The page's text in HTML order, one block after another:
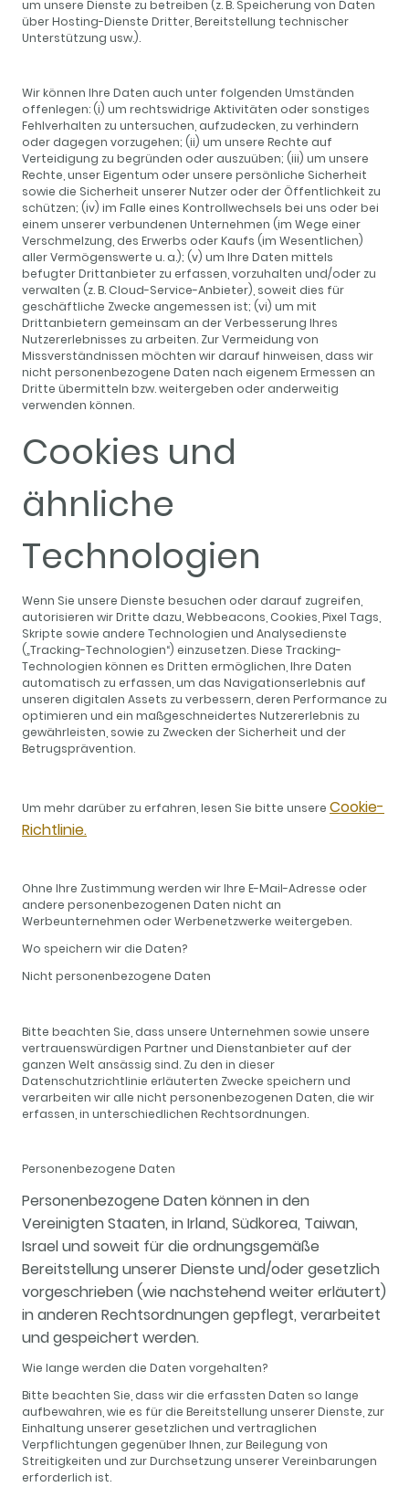
um unsere Dienste zu betreiben (z. B. Speicherung von Daten
über Hosting-Dienste Dritter, Bereitstellung technischer
Unterstützung usw.).
Wir können Ihre Daten auch unter folgenden Umständen
offenlegen: (i) um rechtswidrige Aktivitäten oder sonstiges
Fehlverhalten zu untersuchen, aufzudecken, zu verhindern
oder dagegen vorzugehen; (ii) um unsere Rechte auf
Verteidigung zu begründen oder auszuüben; (iii) um unsere
Rechte, unser Eigentum oder unsere persönliche Sicherheit
sowie die Sicherheit unserer Nutzer oder der Öffentlichkeit zu
schützen; (iv) im Falle eines Kontrollwechsels bei uns oder bei
einem unserer verbundenen Unternehmen (im Wege einer
Verschmelzung, des Erwerbs oder Kaufs (im Wesentlichen)
aller Vermögenswerte u. a.); (v) um Ihre Daten mittels
befugter Drittanbieter zu erfassen, vorzuhalten und/oder zu
verwalten (z. B. Cloud-Service-Anbieter), soweit dies für
geschäftliche Zwecke angemessen ist; (vi) um mit
Drittanbietern gemeinsam an der Verbesserung Ihres
Nutzererlebnisses zu arbeiten. Zur Vermeidung von
Missverständnissen möchten wir darauf hinweisen, dass wir
nicht personenbezogene Daten nach eigenem Ermessen an
Dritte übermitteln bzw. weitergeben oder anderweitig
verwenden können.
Cookies und
ähnliche
Technologien
Wenn Sie unsere Dienste besuchen oder darauf zugreifen,
autorisieren wir Dritte dazu, Webbeacons, Cookies, Pixel Tags,
Skripte sowie andere Technologien und Analysedienste
(„Tracking-Technologien“) einzusetzen. Diese Tracking-
Technologien können es Dritten ermöglichen, Ihre Daten
automatisch zu erfassen, um das Navigationserlebnis auf
unseren digitalen Assets zu verbessern, deren Performance zu
optimieren und ein maßgeschneidertes Nutzererlebnis zu
gewährleisten, sowie zu Zwecken der Sicherheit und der
Betrugsprävention.
Um mehr darüber zu erfahren, lesen Sie bitte unsere Cookie-
Richtlinie.
Ohne Ihre Zustimmung werden wir Ihre E-Mail-Adresse oder
andere personenbezogenen Daten nicht an
Werbeunternehmen oder Werbenetzwerke weitergeben.
Wo speichern wir die Daten?
Nicht personenbezogene Daten
Bitte beachten Sie, dass unsere Unternehmen sowie unsere
vertrauenswürdigen Partner und Dienstanbieter auf der
ganzen Welt ansässig sind. Zu den in dieser
Datenschutzrichtlinie erläuterten Zwecke speichern und
verarbeiten wir alle nicht personenbezogenen Daten, die wir
erfassen, in unterschiedlichen Rechtsordnungen.
Personenbezogene Daten
Personenbezogene Daten können in den
Vereinigten Staaten, in Irland, Südkorea, Taiwan,
Israel und soweit für die ordnungsgemäße
Bereitstellung unserer Dienste und/oder gesetzlich
vorgeschrieben (wie nachstehend weiter erläutert)
in anderen Rechtsordnungen gepflegt, verarbeitet
und gespeichert werden.
Wie lange werden die Daten vorgehalten?
Bitte beachten Sie, dass wir die erfassten Daten so lange
aufbewahren, wie es für die Bereitstellung unserer Dienste, zur
Einhaltung unserer gesetzlichen und vertraglichen
Verpflichtungen gegenüber Ihnen, zur Beilegung von
Streitigkeiten und zur Durchsetzung unserer Vereinbarungen
erforderlich ist.